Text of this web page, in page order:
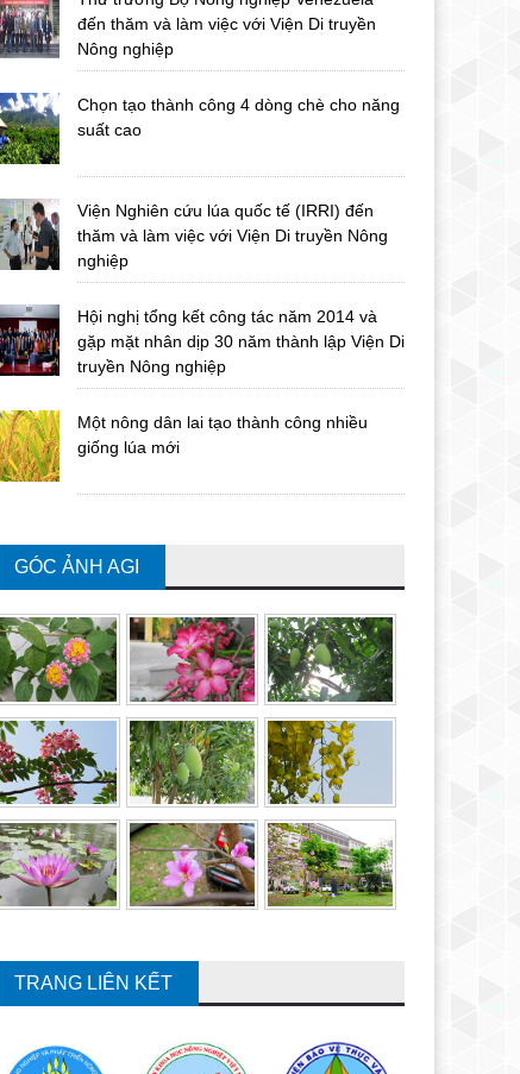
đến thăm và làm việc với Viện Di truyền
Nông nghiệp
Chọn tạo thành công 4 dòng chè cho năng
suất cao
Viện Nghiên cứu lúa quốc tế (IRRI) đến
thăm và làm việc với Viện Di truyền Nông
nghiệp
Hội nghị tổng kết công tác năm 2014 và
gặp mặt nhân dịp 30 năm thành lập Viện Di
truyền Nông nghiệp
Một nông dân lai tạo thành công nhiều
giống lúa mới
GÓC ẢNH AGI
TRANG LIÊN KẾT